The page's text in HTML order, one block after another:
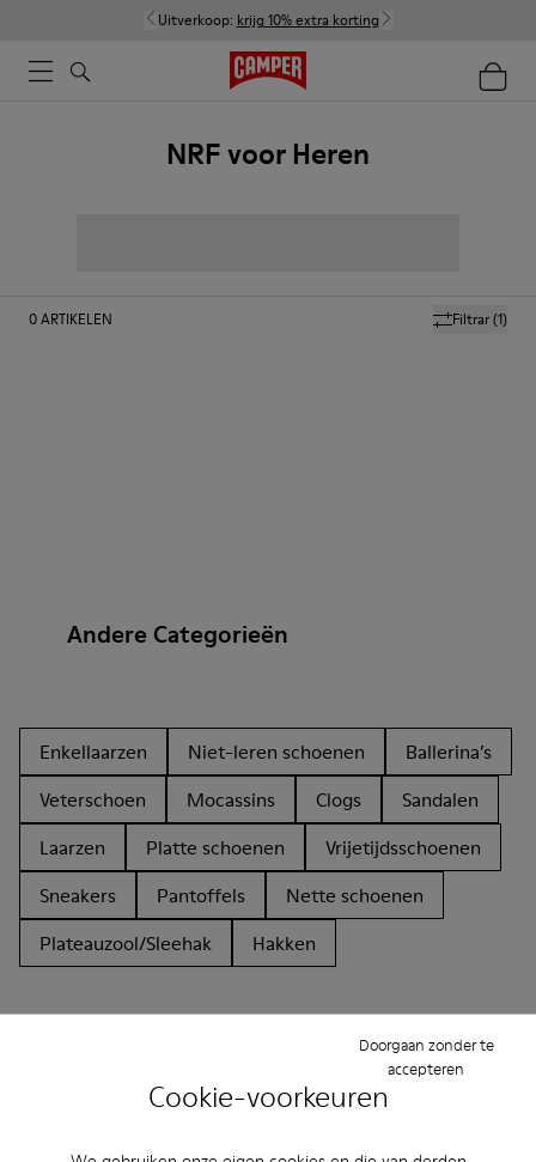
Cookie-voorkeuren
Doorgaan zonder te
accepteren
Uitverkoop: krijg 10% extra korting
NRF voor Heren
Filtrar(1)
0ARTIKELEN
Andere Categorieën
Enkellaarzen Niet-leren schoenen
Ballerina’s
Veterschoen
Mocassins Clogs
Sandalen
Laarzen
Platte schoenen
Vrijetijdsschoenen
Sneakers
Pantoffels
Nette schoenen
Plateauzool/Sleehak
Hakken